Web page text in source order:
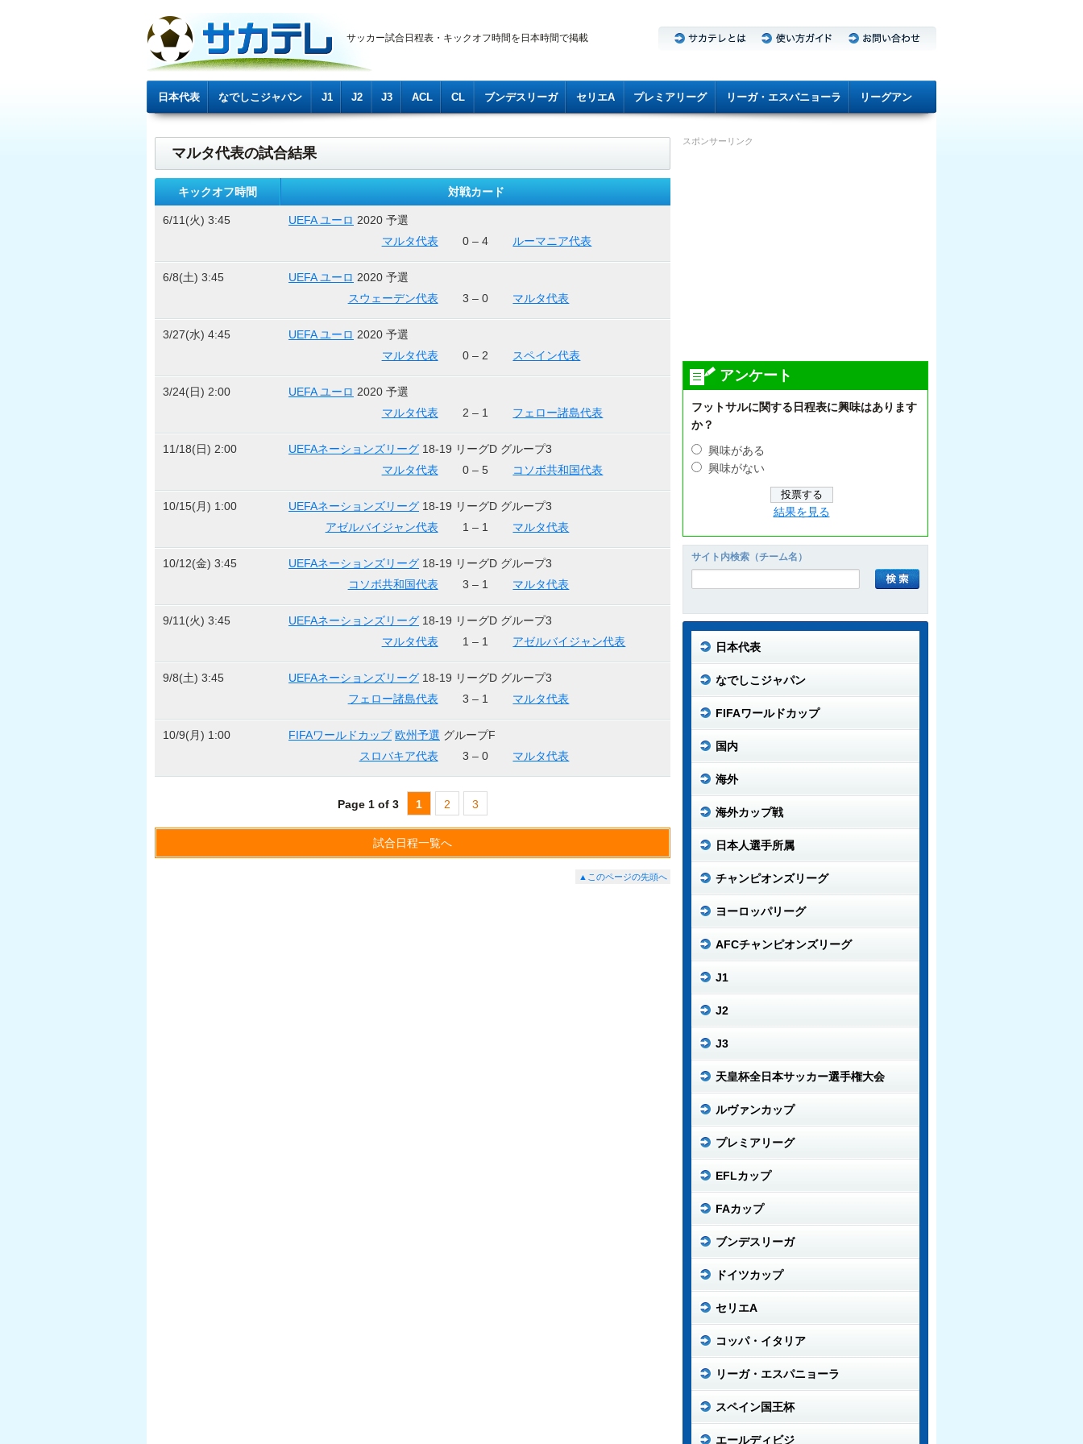
サッカー試合日程表・キックオフ時間を日本時間で掲載
日本代表 なでしこジャパン J1 J2 J3 ACL CL ブンデスリーガ セリエA プレミアリーグ リーガ・エスパニョーラ リーグアン
マルタ代表の試合結果
キックオフ時間 対戦カード
6/11(火) 3:45 UEFA ユーロ 2020 予選
マルタ代表
0 – 4 ルーマニア代表
6/8(土) 3:45 UEFA ユーロ 2020 予選
スウェーデン代表
3 – 0 マルタ代表
3/27(水) 4:45 UEFA ユーロ 2020 予選
マルタ代表
0 – 2 スペイン代表
3/24(日) 2:00 UEFA ユーロ 2020 予選
マルタ代表
2 – 1 フェロー諸島代表
11/18(日) 2:00 UEFAネーションズリーグ 18-19 リーグD グループ3
マルタ代表
0 – 5 コソボ共和国代表
10/15(月) 1:00 UEFAネーションズリーグ 18-19 リーグD グループ3
アゼルバイジャン代表
1 – 1 マルタ代表
10/12(金) 3:45 UEFAネーションズリーグ 18-19 リーグD グループ3
コソボ共和国代表
3 – 1 マルタ代表
9/11(火) 3:45 UEFAネーションズリーグ 18-19 リーグD グループ3
マルタ代表
1 – 1 アゼルバイジャン代表
9/8(土) 3:45 UEFAネーションズリーグ 18-19 リーグD グループ3
フェロー諸島代表
3 – 1 マルタ代表
10/9(月) 1:00 FIFAワールドカップ 欧州予選 グループF
スロバキア代表
3 – 0 マルタ代表
Page 1 of 3 1 2 3
試合日程一覧へ
▲このページの先頭へ
スポンサーリンク
アンケート
フットサルに関する日程表に興味はあります
か？
興味がある
興味がない
結果を見る
サイト内検索（チーム名）
日本代表
なでしこジャパン
FIFAワールドカップ
国内
海外
海外カップ戦
日本人選手所属
チャンピオンズリーグ
ヨーロッパリーグ
AFCチャンピオンズリーグ
J1
J2
J3
天皇杯全日本サッカー選手権大会
ルヴァンカップ
プレミアリーグ
EFLカップ
FAカップ
ブンデスリーガ
ドイツカップ
セリエA
コッパ・イタリア
リーガ・エスパニョーラ
スペイン国王杯
エールディビジ